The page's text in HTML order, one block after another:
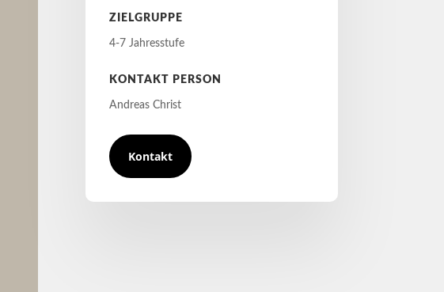
ZIELGRUPPE
4-7 Jahresstufe
KONTAKT PERSON
Andreas Christ
Kontakt